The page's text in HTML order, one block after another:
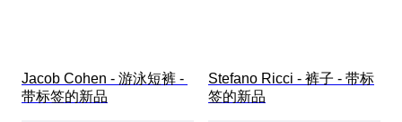
Jacob Cohen - 游泳短裤 -
带标签的新品
Stefano Ricci - 裤子 - 带标
签的新品